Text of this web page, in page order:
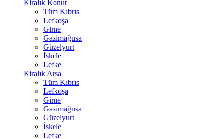
Kiralık Konut
Tüm Kıbrıs
Lefkoşa
Girne
Gazimağusa
Güzelyurt
İskele
Lefke
Kiralık Arsa
Tüm Kıbrıs
Lefkoşa
Girne
Gazimağusa
Güzelyurt
İskele
Lefke